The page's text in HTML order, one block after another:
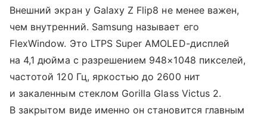
Внешний экран у Galaxy Z Flip8 не менее важен,
чем внутренний. Samsung называет его
FlexWindow. Это LTPS Super AMOLED-дисплей
на 4,1 дюйма с разрешением 948×1048 пикселей,
частотой 120 Гц, яркостью до 2600 нит
и закаленным стеклом Gorilla Glass Victus 2.
В закрытом виде именно он становится главным